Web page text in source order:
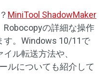
MiniTool ShadowMaker
Robocopyの詳細な操作
す。Windows 10/11で
ル転送方法や、
ルについても紹介して